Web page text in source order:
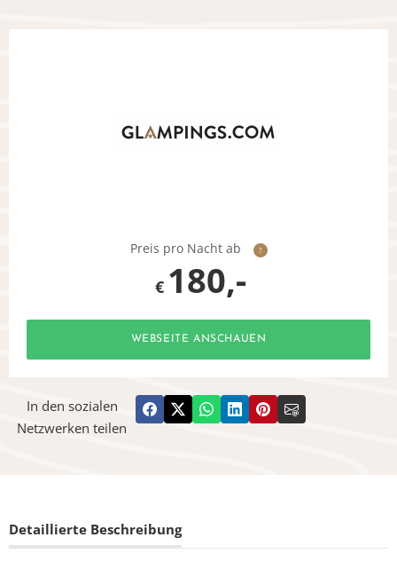
Preis pro Nacht ab ?
€ 180,-
WEBSEITE ANSCHAUEN
In den sozialen
Netzwerken teilen
Detaillierte Beschreibung